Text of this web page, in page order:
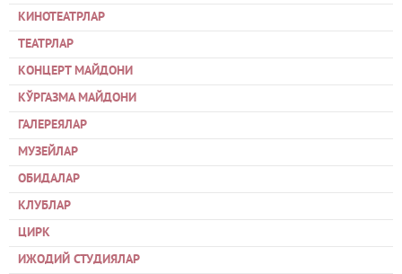
КИНОТЕАТРЛАР
ТЕАТРЛАР
КОНЦЕРТ МАЙДОНИ
КЎРГАЗМА МАЙДОНИ
ГАЛЕРЕЯЛАР
МУЗЕЙЛАР
ОБИДАЛАР
КЛУБЛАР
ЦИРК
ИЖОДИЙ СТУДИЯЛАР